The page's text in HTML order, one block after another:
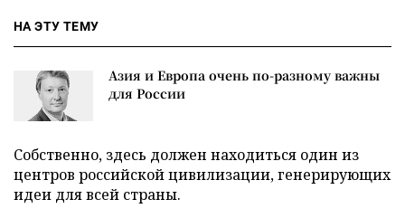
НА ЭТУ ТЕМУ
Азия и Европа очень по-разному важны
для России
Собственно, здесь должен находиться один из
центров российской цивилизации, генерирующих
идеи для всей страны.